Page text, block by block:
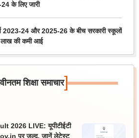
के लिए जारी
2023-24 और 2025-26 के बीच सरकारी स्कूलों
की कमी आई
शिक्षा समाचार]
2026 LIVE: यूपीटीईटी
पर जल्द, जानें लेटेस्ट